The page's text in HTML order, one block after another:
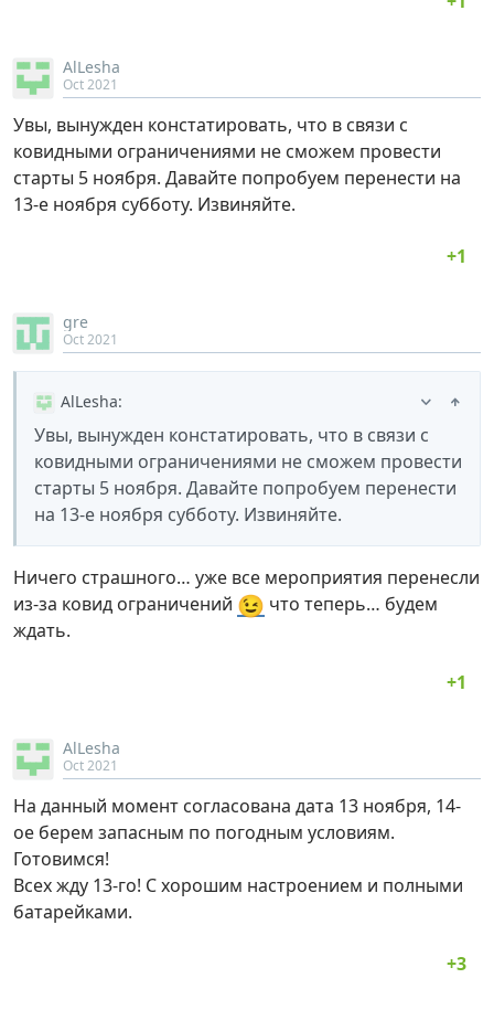
AlLesha
Oct 2021
Увы, вынужден констатировать, что в связи с
ковидными ограничениями не сможем провести
старты 5 ноября. Давайте попробуем перенести на
13-е ноября субботу. Извиняйте.
gre
Oct 2021
AlLesha:
Увы, вынужден констатировать, что в связи с
ковидными ограничениями не сможем провести
старты 5 ноября. Давайте попробуем перенести
на 13-е ноября субботу. Извиняйте.
Ничего страшного… уже все мероприятия перенесли
из-за ковид ограничений 😉 что теперь… будем
ждать.
AlLesha
Oct 2021
На данный момент согласована дата 13 ноября, 14-
ое берем запасным по погодным условиям.
Готовимся!
Всех жду 13-го! С хорошим настроением и полными
батарейками.